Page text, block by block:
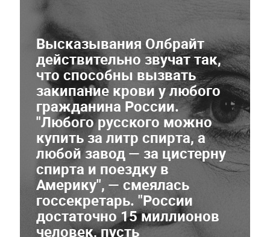
Высказывания Олбрайт
действительно звучат так,
что способны вызвать
закипание крови у любого
гражданина России.
"Любого русского можно
купить за литр спирта, а
любой завод — за цистерну
спирта и поездку в
Америку", — смеялась
госсекретарь. "России
достаточно 15 миллионов
человек, пусть